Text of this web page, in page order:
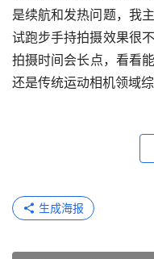
是续航和发热问题，我
试跑步手持拍摄效果很
拍摄时间会长点，看看
还是传统运动相机领域
生成海报